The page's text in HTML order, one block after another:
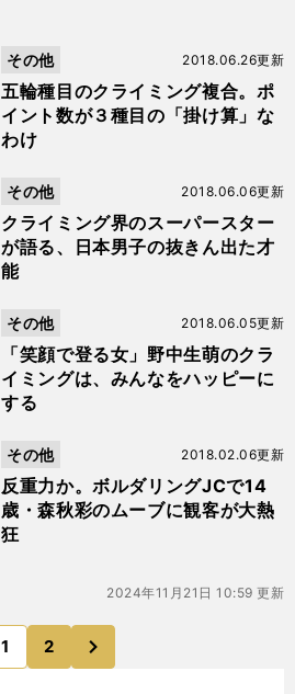
五輪種目のクライミング複合。ポ
イント数が３種目の「掛け算」な
わけ
2018.06.26更新
その他
クライミング界のスーパースター
が語る、日本男子の抜きん出た才
能
2018.06.06更新
その他
「笑顔で登る女」野中生萌のクラ
イミングは、みんなをハッピーに
する
2018.06.05更新
その他
反重力か。ボルダリングJCで14
歳・森秋彩のムーブに観客が大熱
狂
2018.02.06更新
その他
2024年11月21日 10:59 更新
1 2